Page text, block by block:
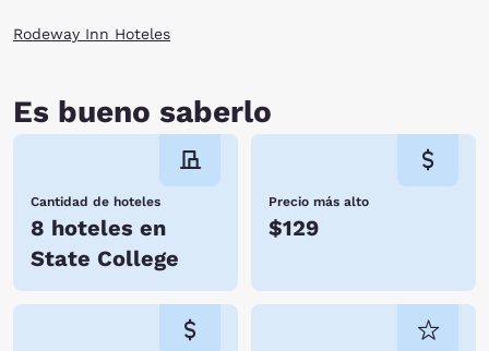
Rodeway Inn Hoteles
Es bueno saberlo
Cantidad de hoteles
8 hoteles en
State College
Precio más alto
$129